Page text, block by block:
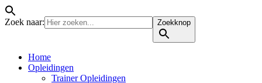
Zoek naar: Zoekknop
Home
Opleidingen
Trainer Opleidingen